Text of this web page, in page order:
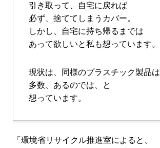
引き取って、自宅に戻れば
必ず、捨ててしまうカバー。
しかし、自宅に持ち帰るまでは
あって欲しいと私も想っています。
現状は、同様のプラスチック製品は
多数、あるのでは、と
想っています。
「環境省リサイクル推進室によると、